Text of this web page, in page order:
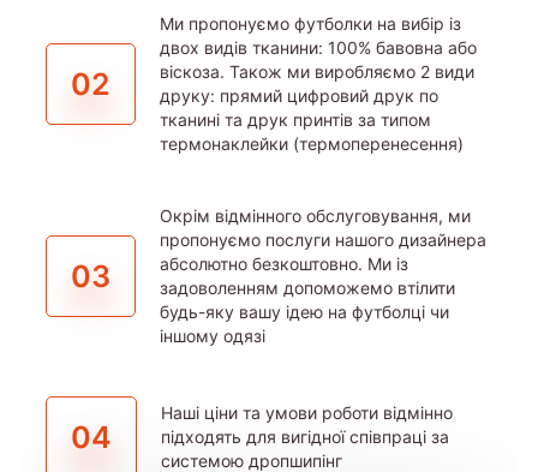
02
Ми пропонуємо футболки на вибір із
двох видів тканини: 100% бавовна або
віскоза. Також ми виробляємо 2 види
друку: прямий цифровий друк по
тканині та друк принтів за типом
термонаклейки (термоперенесення)
03
Окрім відмінного обслуговування, ми
пропонуємо послуги нашого дизайнера
абсолютно безкоштовно. Ми із
задоволенням допоможемо втілити
будь-яку вашу ідею на футболці чи
іншому одязі
04
Наші ціни та умови роботи відмінно
підходять для вигідної співпраці за
системою дропшипінг